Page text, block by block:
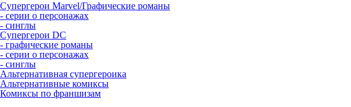
Супергерои Marvel/Графические романы
- серии о персонажах
- синглы
Супергерои DC
- графические романы
- серии о персонажах
- синглы
Альтернативная супергероика
Альтернативные комиксы
Комиксы по франшизам